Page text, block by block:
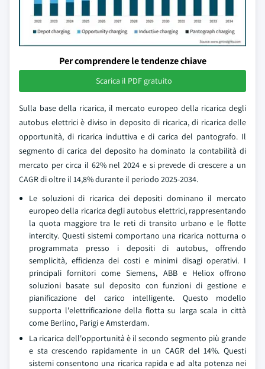
Per comprendere le tendenze chiave
Scarica il PDF gratuito
Sulla base della ricarica, il mercato europeo della ricarica degli
autobus elettrici è diviso in deposito di ricarica, di ricarica delle
opportunità, di ricarica induttiva e di carica del pantografo. Il
segmento di carica del deposito ha dominato la contabilità di
mercato per circa il 62% nel 2024 e si prevede di crescere a un
CAGR di oltre il 14,8% durante il periodo 2025-2034.
Le soluzioni di ricarica dei depositi dominano il mercato
europeo della ricarica degli autobus elettrici, rappresentando
la quota maggiore tra le reti di transito urbano e le flotte
intercity. Questi sistemi comportano una ricarica notturna o
programmata presso i depositi di autobus, offrendo
semplicità, efficienza dei costi e minimi disagi operativi. I
principali fornitori come Siemens, ABB e Heliox offrono
soluzioni basate sul deposito con funzioni di gestione e
pianificazione del carico intelligente. Questo modello
supporta l'elettrificazione della flotta su larga scala in città
come Berlino, Parigi e Amsterdam.
La ricarica dell'opportunità è il secondo segmento più grande
e sta crescendo rapidamente in un CAGR del 14%. Questi
sistemi consentono una ricarica rapida e ad alta potenza nei